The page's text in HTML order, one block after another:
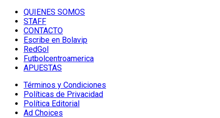
QUIENES SOMOS
STAFF
CONTACTO
Escribe en Bolavip
RedGol
Futbolcentroamerica
APUESTAS
Términos y Condiciones
Políticas de Privacidad
Política Editorial
Ad Choices